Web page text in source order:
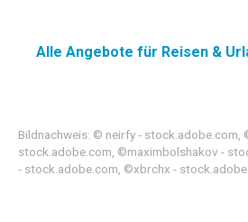
Alle Angebote für Reisen &
Bildnachweis: © neirfy - stock.adobe.com,
stock.adobe.com, ©maximbolshakov -
- stock.adobe.com, ©xbrchx -